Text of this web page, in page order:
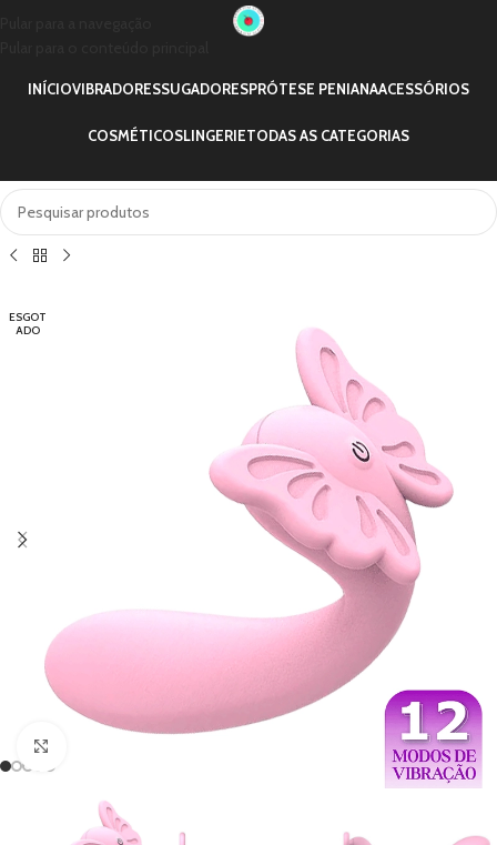
INÍCIOVIBRADORESSUGADORESPRÓTESE PENIANAACESSÓRIOS
COSMÉTICOSLINGERIETODAS AS CATEGORIAS
ESGOT
ADO